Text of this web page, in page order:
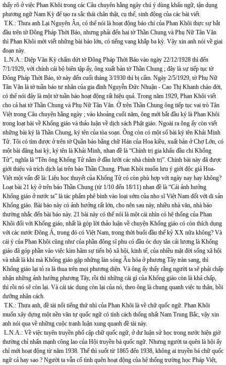
thấy rõ ở việc Phan Khôi trong các Câu chuyên hằng ngày chú ý dùng khẩu ngữ, tận dụng
phương ngữ Nam Kỳ để tạo ra sắc thái chân thật, cụ thể, sinh động của các bài viết.
T.K.: Thưa anh Lại Nguyên Ân, có thể nói là hoạt động báo chí của Phan Khôi thực sự bắt
đầu trên tờ Đông Pháp Thời Báo, nhưng phải đến hai tờ Thần Chung và Phụ Nữ Tân Văn
thì Phan Khôi mới viết những bài báo lớn, có tiếng vang khắp ba kỳ. Vậy xin anh nói về giai
đoạn này.
L.N.A.: Diệp Văn Kỳ chấm dứt tờ Đông Pháp Thời Báo vào ngày 22/12/1928 thì đến
7/1/1929, với chính cái bộ biên tập ấy, ông xuất bản tờ Thần Chung ; đây là sự tiếp tục tờ
Đông Pháp Thời Báo, tờ này đến cuối tháng 3/1930 thì bị cấm. Ngày 2/5/1929, tờ Phụ Nữ
Tân Văn là tờ tuần báo tư nhân của gia đình Nguyễn Đức Nhuận - Cao Thị Khanh chào đời,
có thể nói đây là một tờ tuần báo hoạt động rất hiệu quả. Trong năm 1929, Phan Khôi viết
cho cả hai tờ Thần Chung và Phụ Nữ Tân Văn. Ở trên Thần Chung ông tiếp tục vai trò Tân
Việt trong Câu chuyện hằng ngày ; vào khoảng cuối năm, ông mới bắt đầu ký là Phan Khôi
trong loạt bài về Khổng giáo và thảo luận về dịch sách Phật giáo. Ngoài ra ông ấy còn viết
những bài ký là Thần Chung, ký tên của tòa soạn. Ông còn có một số bài ký tên Khải Minh
Tử. Tôi có tìm được ở trên tờ Quần báo bằng chữ Hán của Hoa kiều, xuất bản ở Chợ Lớn, có
một bài đăng hai kỳ, ký tên là Khải Minh, nhan đề là “Chính trị gia khẩu đầu chi Khổng
Tử”, nghĩa là “Tên ông Khổng Tử nằm ở đầu lưỡi các nhà chính trị”. Chính bài này đã được
giới thiệu và trích dịch lại trên báo Thần Chung. Phan Khôi muốn lưu ý giới độc giả Hoa-
Việt một vấn đề là: Liệu học thuyết của Khổng Tử có còn phù hợp với ngày nay hay không?
Loạt bài 21 kỳ ở trên báo Thần Chung (từ 1/10 đến 18/11) nhan đề là “Cái ảnh hưởng
Khổng giáo ở nước ta” là tác phẩm phê bình vào loại sớm của nho sĩ Việt Nam đối với di sản
Khổng giáo. Bài báo này có ảnh hưởng rất lớn, cho nên sau này, nhiều nhà văn, nhà báo
thường nhắc đến bài báo này. 21 bài này có thể nói là một cái nhìn có hệ thống của Phan
Khôi đối với Khổng giáo, nhất là góp lời thảo luận về chuyện Khổng giáo có còn thích dụng
với các nước Đông Á, trong đó có Việt Nam, trong thời buổi đầu thế kỷ XX nữa không? Và
cái ý của Phan Khôi cũng như của phần đông sĩ phu có đầu óc duy tân cải lương là Khổng
giáo đã góp phần vào việc kìm hãm sự tiến bộ xã hội, kinh tế, của nhiều mặt đời sống xã hội
và nhất là khi mà Khổng giáo gặp những làn sóng Âu hóa ở phương Tây tràn sang, thì
Khổng giáo lại tỏ ra là thua trên mọi phương diện. Và ông ấy thấy rằng người ta sẽ phải chấp
nhận những ảnh hưởng phương Tây, rồi thì những cái gì của Khổng giáo còn là khả chấp,
thì rồi nó sẽ còn lại. Và cái tác dụng còn lại của nó, theo ông là chung quanh việc tu thân, bồi
dưỡng nhân cách.
T.K.: Thưa anh, đề tài nổi tiếng thứ nhì của Phan Khôi là về chữ quốc ngữ. Phan Khôi
muốn xây dựng một nền văn tự quốc ngữ có tính cách thống nhất Nam Trung Bắc, vậy xin
anh nói qua về những cuộc tranh luận xung quanh đề tài này.
L.N.A.: Về việc tuyên truyền phổ cập chữ quốc ngữ, ở dư luận sử học trong nước hiện giờ
thường chỉ nhấn mạnh công lao của Hội truyền bá quốc ngữ. Nhưng người ta quên là hội ấy
chỉ mới hoạt động từ năm 1938. Thế thì suốt từ 1865 đến 1938, không ai truyền bá chữ quốc
ngữ cả hay sao ? Người ta vẫn cố tình quên hoạt động của hệ thống trường học Pháp Việt,